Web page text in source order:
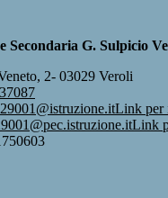
Secondaria G. Sulpicio
2- 03029 Veroli
Link per
Link